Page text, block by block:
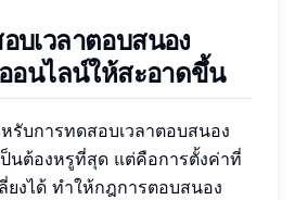
บเวลาตอบสนอง
อนไลน์ให้สะอาดขึ้น
รับการทดสอบเวลาตอบสนอง
ป็นต้องหรูที่สุด แต่คือการตั้งค่าที่
ยงได้ ทำให้กฎการตอบสนอง